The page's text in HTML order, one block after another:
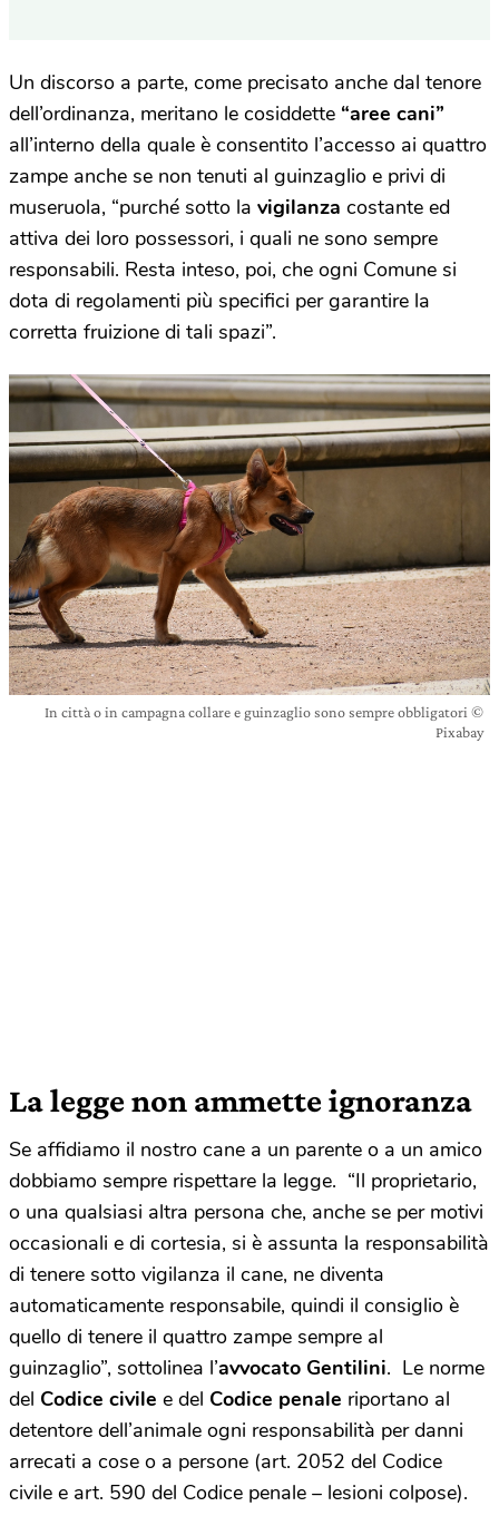
Un discorso a parte, come precisato anche dal tenore
dell’ordinanza, meritano le cosiddette “aree cani”
all’interno della quale è consentito l’accesso ai quattro
zampe anche se non tenuti al guinzaglio e privi di
museruola, “purché sotto la vigilanza costante ed
attiva dei loro possessori, i quali ne sono sempre
responsabili. Resta inteso, poi, che ogni Comune si
dota di regolamenti più specifici per garantire la
corretta fruizione di tali spazi”.
In città o in campagna collare e guinzaglio sono sempre obbligatori ©
Pixabay
La legge non ammette ignoranza
Se affidiamo il nostro cane a un parente o a un amico
dobbiamo sempre rispettare la legge. “Il proprietario,
o una qualsiasi altra persona che, anche se per motivi
occasionali e di cortesia, si è assunta la responsabilità
di tenere sotto vigilanza il cane, ne diventa
automaticamente responsabile, quindi il consiglio è
quello di tenere il quattro zampe sempre al
guinzaglio”, sottolinea l’avvocato Gentilini. Le norme
del Codice civile e del Codice penale riportano al
detentore dell’animale ogni responsabilità per danni
arrecati a cose o a persone (art. 2052 del Codice
civile e art. 590 del Codice penale – lesioni colpose).